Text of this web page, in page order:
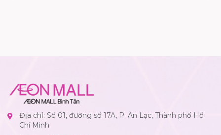
Địa chỉ: Số 01, đường số 17A, P. An Lạc, Thành phố Hồ
Chí Minh